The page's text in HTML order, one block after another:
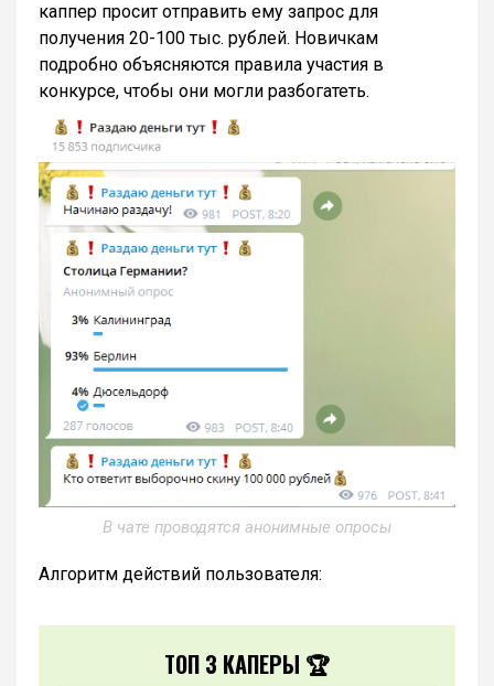
каппер просит отправить ему запрос для
получения 20-100 тыс. рублей. Новичкам
подробно объясняются правила участия в
конкурсе, чтобы они могли разбогатеть.
В чате проводятся анонимные опросы
Алгоритм действий пользователя:
ТОП 3 КАПЕРЫ 🏆